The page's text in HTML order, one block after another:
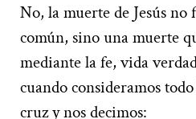
No, la muerte de Jesús no
común, sino una muerte
mediante la fe, vida
cuando consideramos
cruz y nos decimos: